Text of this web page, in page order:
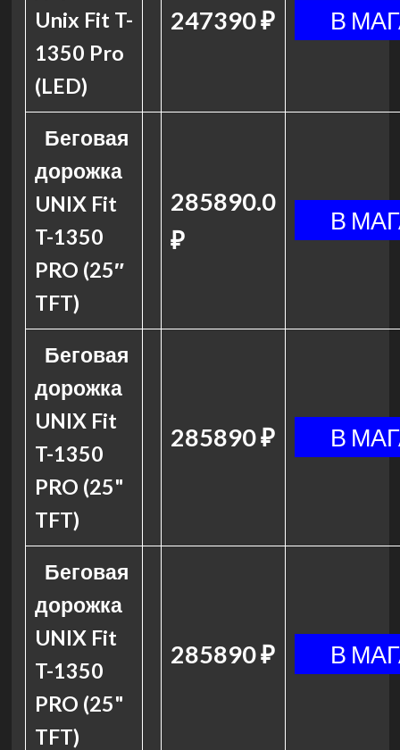
Unix Fit T-
1350 Pro
(LED)
247390 ₽
Беговая
дорожка
UNIX Fit
T-1350
PRO (25″
TFT)
285890.0
₽
Беговая
дорожка
UNIX Fit
T-1350
PRO (25"
TFT)
285890 ₽
Беговая
дорожка
UNIX Fit
T-1350
PRO (25"
TFT)
285890 ₽